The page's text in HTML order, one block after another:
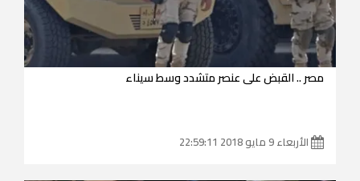
مصر .. القبض على عنصر متشدد وسط سيناء
الأربعاء 9 مايو 2018 22:59:11